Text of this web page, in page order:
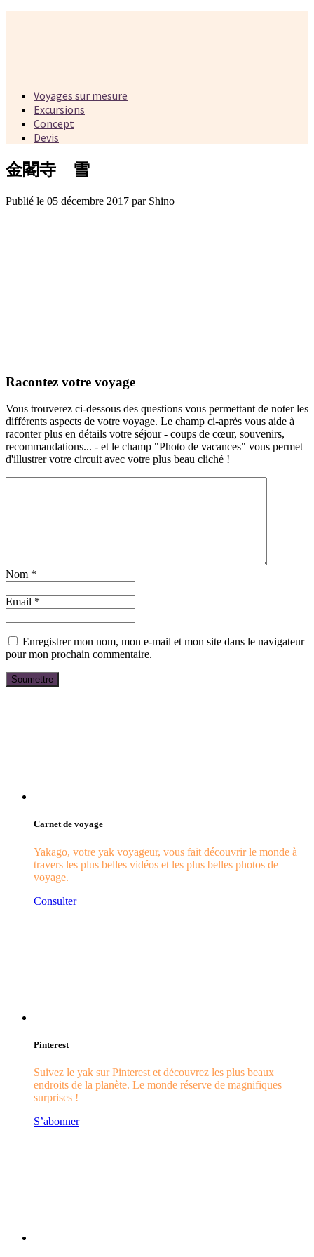
Voyages sur mesure
Excursions
Concept
Devis
金閣寺 雪
Publié le 05 décembre 2017 par Shino
Racontez votre voyage
Vous trouverez ci-dessous des questions vous permettant de noter les
différents aspects de votre voyage. Le champ ci-après vous aide à
raconter plus en détails votre séjour - coups de cœur, souvenirs,
recommandations... - et le champ "Photo de vacances" vous permet
d'illustrer votre circuit avec votre plus beau cliché !
Nom *
Email *
Enregistrer mon nom, mon e-mail et mon site dans le navigateur
pour mon prochain commentaire.
Carnet de voyage
Yakago, votre yak voyageur, vous fait découvrir le monde à
travers les plus belles vidéos et les plus belles photos de
voyage.
Consulter
Pinterest
Suivez le yak sur Pinterest et découvrez les plus beaux
endroits de la planète. Le monde réserve de magnifiques
surprises !
S’abonner